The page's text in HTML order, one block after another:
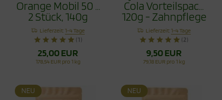
Orange Mobil 50 x
2 Stück, 140g
Lieferzeit:1-4 Tage
(1)
25,00 EUR
178,54 EUR pro 1 kg
Cola Vorteilspack
120g - Zahnpflege
Bonbons
Lieferzeit:1-4 Tage
(2)
9,50 EUR
79,18 EUR pro 1 kg
NEU NEU